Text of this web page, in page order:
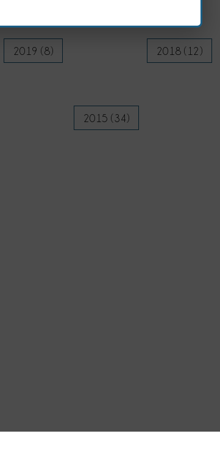
2019 (8) 2018 (12)
2015 (34)